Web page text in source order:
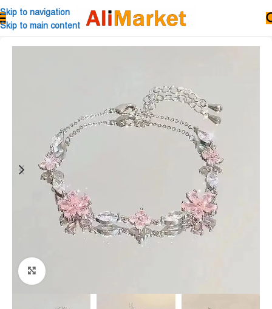
Skip to navigation
Skip to main content
Click to enlarge